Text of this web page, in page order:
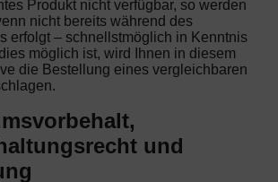
Produkt nicht verfügbar, so werden
nicht bereits während des
erfolgt – schnellstmöglich in Kenntnis
möglich ist, wird Ihnen in diesem
die Bestellung eines vergleichbaren
und